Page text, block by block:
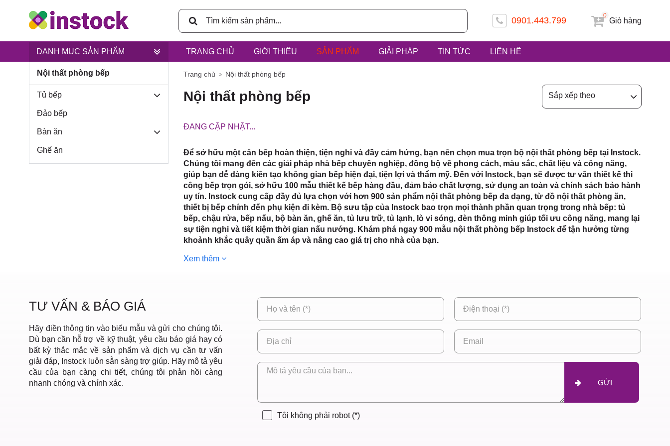
0901.443.799 Giỏ hàng
0
DANH MỤC SẢN PHẨM TRANG CHỦ GIỚI THIỆU SẢN PHẨM GIẢI PHÁP TIN TỨC LIÊN HỆ
Trụ sở chính: 3/6D, ấp Tiền
Lân, xã Bà Điểm, huyện Hóc
Môn, TP. HCM
Nội thất phòng bếp
Tủ bếp
Đảo bếp
Bàn ăn
Ghế ăn
Trang chủ Nội thất phòng bếp
Nội thất phòng bếp Sắp xếp theo
ĐANG CẬP NHẬT...
Để sở hữu một căn bếp hoàn thiện, tiện nghi và đầy cảm hứng, bạn nên chọn mua trọn bộ nội thất phòng bếp tại Instock.
Chúng tôi mang đến các giải pháp nhà bếp chuyên nghiệp, đồng bộ về phong cách, màu sắc, chất liệu và công năng,
giúp bạn dễ dàng kiến tạo không gian bếp hiện đại, tiện lợi và thẩm mỹ. Đến với Instock, bạn sẽ được tư vấn thiết kế thi
công bếp trọn gói, sở hữu 100 mẫu thiết kế bếp hàng đầu, đảm bảo chất lượng, sử dụng an toàn và chính sách bảo hành
uy tín. Instock cung cấp đầy đủ lựa chọn với hơn 900 sản phẩm nội thất phòng bếp đa dạng, từ đồ nội thất phòng ăn,
thiết bị bếp chính đến phụ kiện đi kèm. Bộ sưu tập của Instock bao trọn mọi thành phần quan trọng trong nhà bếp: tủ
bếp, chậu rửa, bếp nấu, bộ bàn ăn, ghế ăn, tủ lưu trữ, tủ lạnh, lò vi sóng, đèn thông minh giúp tối ưu công năng, mang lại
sự tiện nghi và tiết kiệm thời gian nấu nướng. Khám phá ngay 900 mẫu nội thất phòng bếp Instock để tận hưởng từng
khoảnh khắc quây quần ấm áp và nâng cao giá trị cho nhà của bạn.
Xem thêm
TƯ VẤN & BÁO GIÁ
Hãy điền thông tin vào biểu mẫu và gửi cho chúng tôi.
Dù bạn cần hỗ trợ về kỹ thuật, yêu cầu báo giá hay có
bất kỳ thắc mắc về sản phẩm và dịch vụ cần tư vấn
giải đáp, Instock luôn sẵn sàng trợ giúp. Hãy mô tả yêu
cầu của bạn càng chi tiết, chúng tôi phản hồi càng
nhanh chóng và chính xác.
GỬI
Tôi không phải robot (*)